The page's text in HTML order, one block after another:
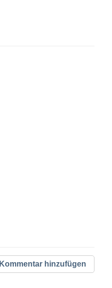
Kommentar hinzufügen